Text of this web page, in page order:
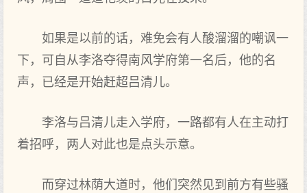
如果是以前的话，难免会有人酸溜溜的嘲讽一
下，可自从李洛夺得南风学府第一名后，他的名
声，已经是开始赶超吕清儿。
李洛与吕清儿走入学府，一路都有人在主动打
着招呼，两人对此也是点头示意。
而穿过林荫大道时，他们突然见到前方有些骚